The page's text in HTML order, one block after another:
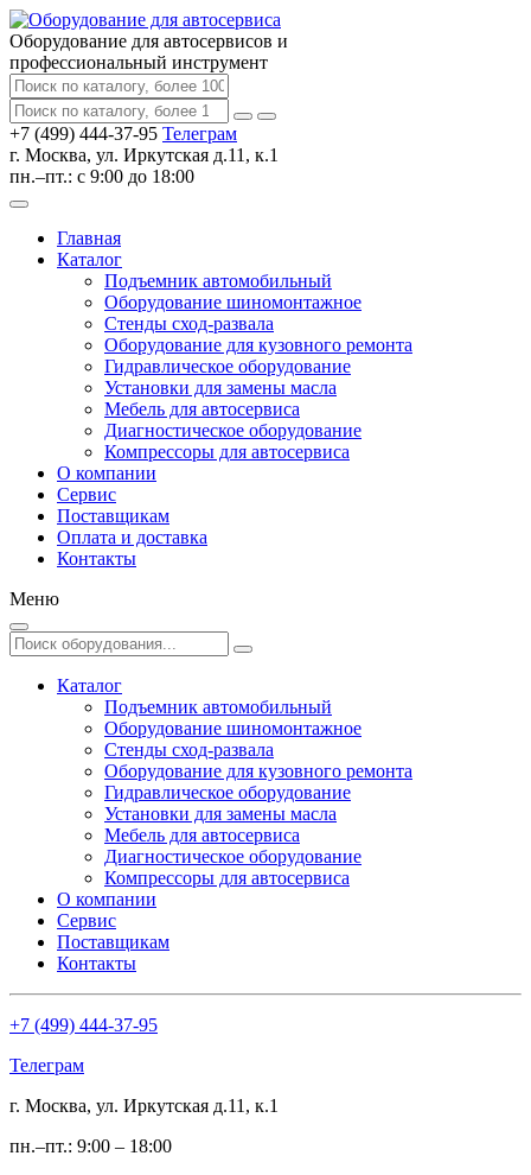
Оборудование для автосервисов и
профессиональный инструмент
+7 (499) 444-37-95 Телеграм
г. Москва, ул. Иркутская д.11, к.1
пн.–пт.: с 9:00 до 18:00
Главная
Каталог
Подъемник автомобильный
Оборудование шиномонтажное
Стенды сход-развала
Оборудование для кузовного ремонта
Гидравлическое оборудование
Установки для замены масла
Мебель для автосервиса
Диагностическое оборудование
Компрессоры для автосервиса
О компании
Сервис
Поставщикам
Оплата и доставка
Контакты
Меню
Каталог
Подъемник автомобильный
Оборудование шиномонтажное
Стенды сход-развала
Оборудование для кузовного ремонта
Гидравлическое оборудование
Установки для замены масла
Мебель для автосервиса
Диагностическое оборудование
Компрессоры для автосервиса
О компании
Сервис
Поставщикам
Контакты
+7 (499) 444-37-95
Телеграм
г. Москва, ул. Иркутская д.11, к.1
пн.–пт.: 9:00 – 18:00